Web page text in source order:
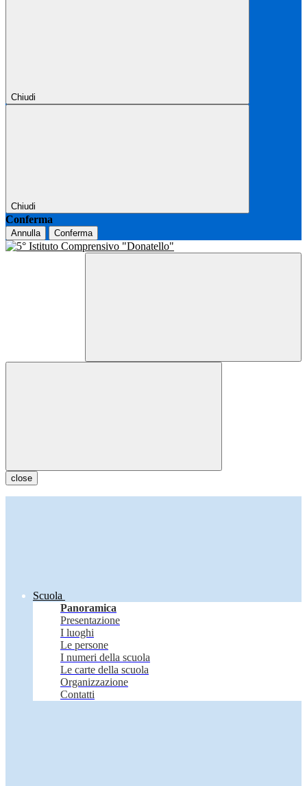
Chiudi
Chiudi
Conferma
Annulla Conferma
close
Scuola
Panoramica
Presentazione
I luoghi
Le persone
I numeri della scuola
Le carte della scuola
Organizzazione
Contatti